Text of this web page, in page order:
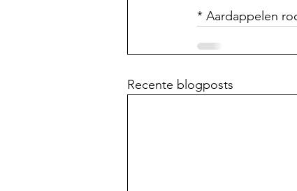
* Aardappelen
Recente blogposts